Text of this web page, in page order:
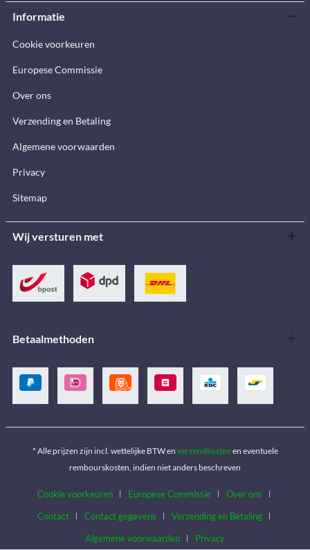
Informatie
Cookie voorkeuren
Europese Commissie
Over ons
Verzending en Betaling
Algemene voorwaarden
Privacy
Sitemap
Wij versturen met
Betaalmethoden
* Alle prijzen zijn incl. wettelijke BTW en verzendkosten en eventuele
rembourskosten, indien niet anders beschreven
Cookie voorkeuren Europese Commissie
Over ons
Contact
Contact gegevens
Verzending en Betaling
Algemene voorwaarden
Privacy